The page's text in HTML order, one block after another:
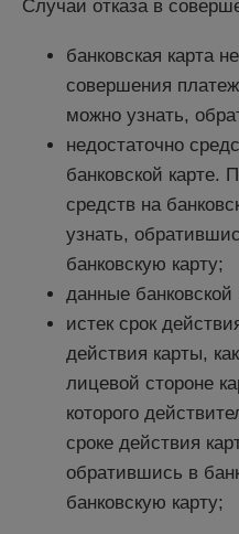
Случаи отказа в
банковская карта
совершения
можно узнать,
недостаточно
банковской карте.
средств на
узнать,
банковскую карту;
данные
истек срок
действия карты,
лицевой стороне
которого
сроке действия
обратившись в
банковскую карту;